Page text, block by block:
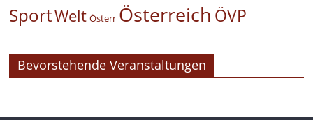
SportWelt Österr Österreich ÖVP
Bevorstehende Veranstaltungen